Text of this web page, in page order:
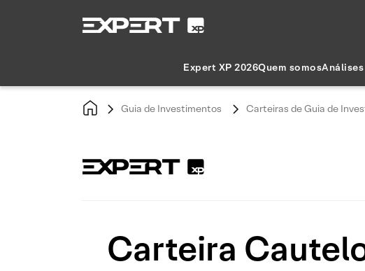
Expert XP 2026Quem somosAnálises
Guia de Investimentos Carteiras de Guia de
Carteira